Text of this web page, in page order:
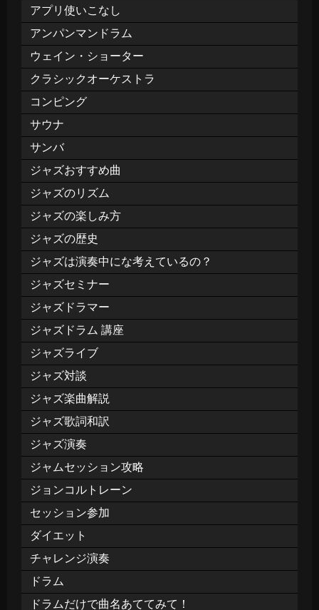
アプリ使いこなし
アンパンマンドラム
ウェイン・ショーター
クラシックオーケストラ
コンピング
サウナ
サンバ
ジャズおすすめ曲
ジャズのリズム
ジャズの楽しみ方
ジャズの歴史
ジャズは演奏中にな考えているの？
ジャズセミナー
ジャズドラマー
ジャズドラム 講座
ジャズライブ
ジャズ対談
ジャズ楽曲解説
ジャズ歌詞和訳
ジャズ演奏
ジャムセッション攻略
ジョンコルトレーン
セッション参加
ダイエット
チャレンジ演奏
ドラム
ドラムだけで曲名あててみて！